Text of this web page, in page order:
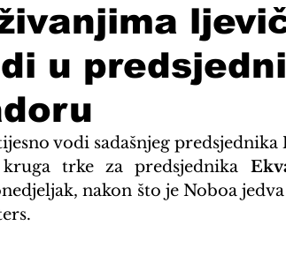
u
vodi sadašnjeg predsjednika
trke za predsjednika
nakon što je Noboa